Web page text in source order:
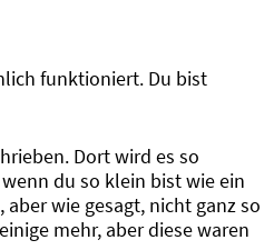
funktioniert. Du bist
Dort wird es so
du so klein bist wie ein
wie gesagt, nicht ganz so
mehr, aber diese waren